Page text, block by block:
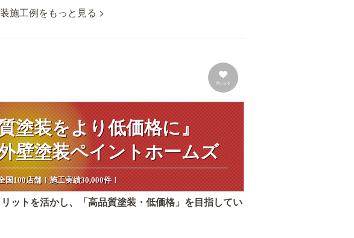
施工例をもっと見る >
気になる
塗装をより低価格に』
国100店舗！施工実績30,000件！
壁塗装ペイントホームズ
ットを活かし、「高品質塗装・低価格」を目指してい